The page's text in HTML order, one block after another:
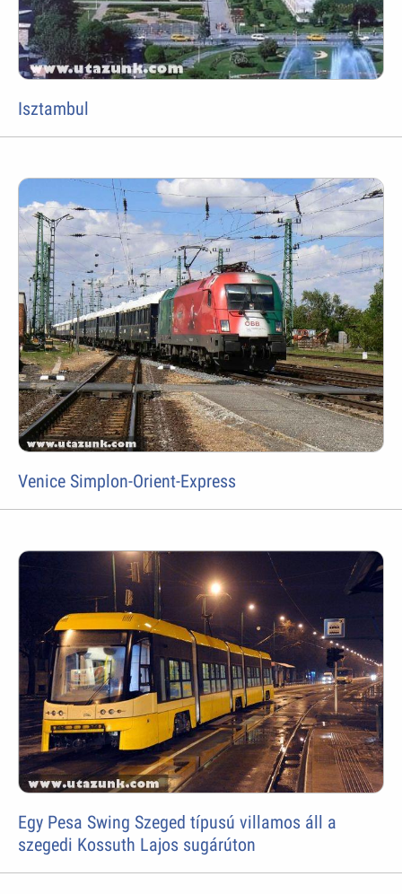
Isztambul
Venice Simplon-Orient-Express
Egy Pesa Swing Szeged típusú villamos áll a
szegedi Kossuth Lajos sugárúton